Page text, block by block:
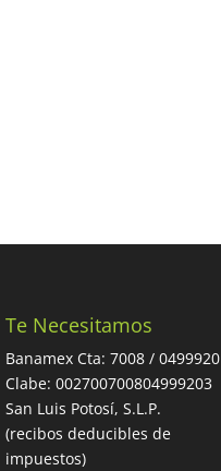
Te Necesitamos
Banamex Cta: 7008 / 0499920
Clabe: 002700700804999203
San Luis Potosí, S.L.P.
(recibos deducibles de
impuestos)